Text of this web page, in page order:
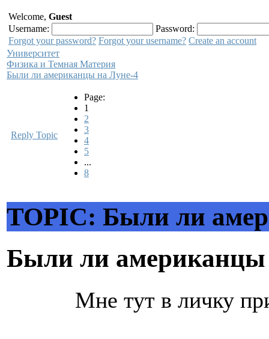
Welcome, Guest
Username:
Password:
Forgot your password? Forgot your username? Create an account
Университет
Физика и Темная Материя
Были ли американцы на Луне-4
Reply Topic
Page:
1
2
3
4
5
...
8
TOPIC: Были ли
Были ли
Мне тут в личку